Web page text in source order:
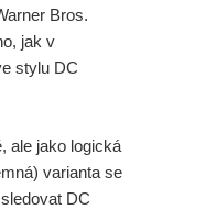
Bros.
jak v
stylu DC
ale jako logická
varianta se
DC